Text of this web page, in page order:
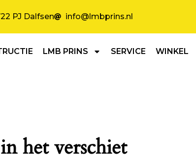
PJ Dalfsen info@lmbprins.nl
LMB PRINS SERVICE WINKEL
het verschiet